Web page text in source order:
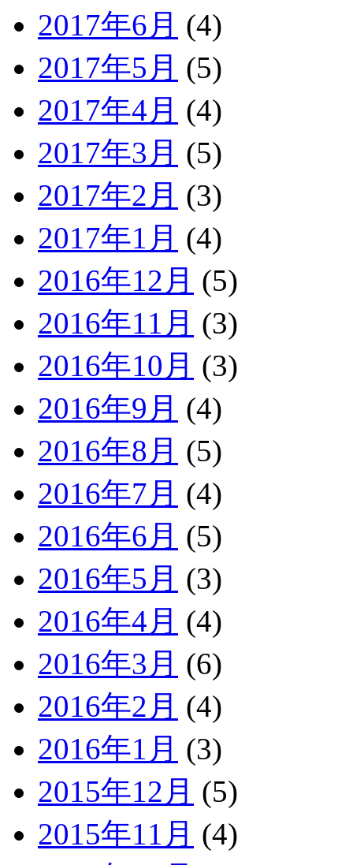
2017年6月 (4)
2017年5月 (5)
2017年4月 (4)
2017年3月 (5)
2017年2月 (3)
2017年1月 (4)
2016年12月 (5)
2016年11月 (3)
2016年10月 (3)
2016年9月 (4)
2016年8月 (5)
2016年7月 (4)
2016年6月 (5)
2016年5月 (3)
2016年4月 (4)
2016年3月 (6)
2016年2月 (4)
2016年1月 (3)
2015年12月 (5)
2015年11月 (4)